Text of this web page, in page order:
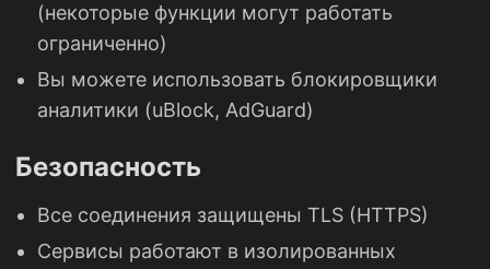
(некоторые функции могут работать
ограниченно)
Вы можете использовать блокировщики
аналитики (uBlock, AdGuard)
Безопасность
Все соединения защищены TLS (HTTPS)
Сервисы работают в изолированных